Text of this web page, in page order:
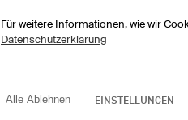
Für weitere Informationen, wie wir
Datenschutzerklärung
Alle Ablehnen EINSTELLUNGEN